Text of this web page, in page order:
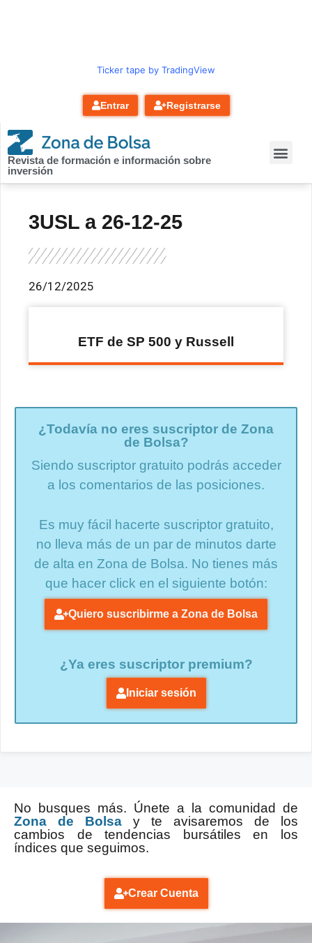
Ticker tape by TradingView
Entrar Registrarse
Revista de formación e información sobre
inversión
3USL a 26-12-25
26/12/2025
ETF de SP 500 y Russell
¿Todavía no eres suscriptor de Zona
de Bolsa?
Siendo suscriptor gratuito podrás acceder
a los comentarios de las posiciones.
Es muy fácil hacerte suscriptor gratuito,
no lleva más de un par de minutos darte
de alta en Zona de Bolsa. No tienes más
que hacer click en el siguiente botón:
Quiero suscribirme a Zona de Bolsa
¿Ya eres suscriptor premium?
Iniciar sesión
No busques más. Únete a la comunidad de
Zona de Bolsa y te avisaremos de los
cambios de tendencias bursátiles en los
índices que seguimos.
Crear Cuenta